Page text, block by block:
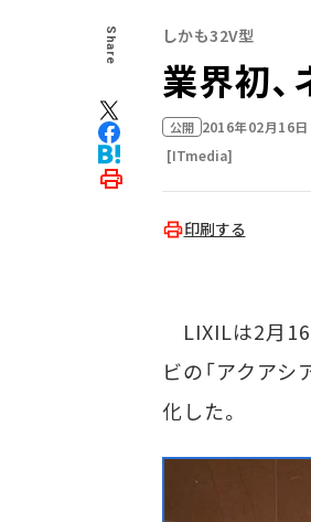
Share しかも32V型
業界初
公開 2016年02月16
[ITmedia]
印刷する
LIXILは2月16
ビの「アクア
化した。